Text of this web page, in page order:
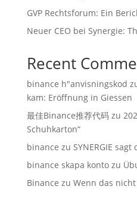
GVP Rechtsforum: Ein
Neuer CEO bei Synergie:
Recent
binance h"anvisningskod
kam: Eröffnung in Giessen
最佳Binance推荐代码zu
Schuhkarton“
binance zu SYNERGIE
binance skapa kontozu
Binance zu Wenn das